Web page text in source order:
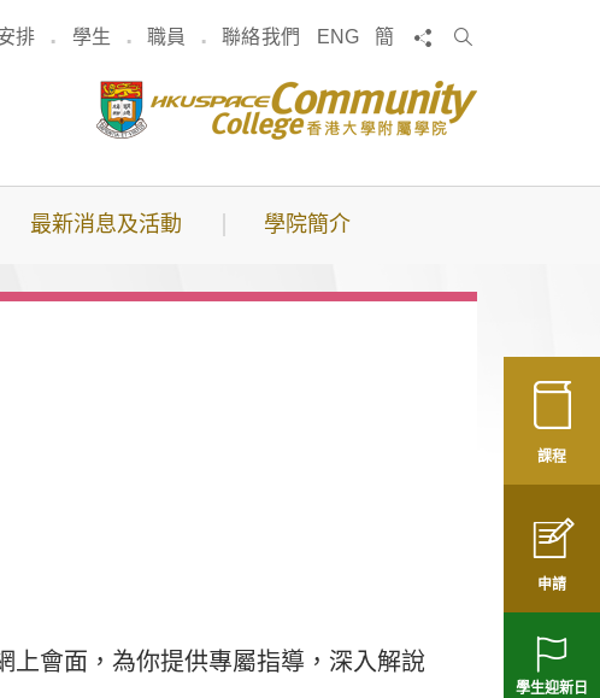
排 學生 職員 聯絡我們 ENG 簡 分享
搜
最新消息及活動 學院簡介
課程
申請
學生迎新日
會面，為你提供專屬指導，深入解說